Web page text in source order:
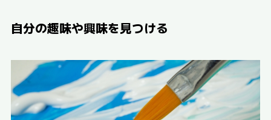
自分の趣味や興味を見つける